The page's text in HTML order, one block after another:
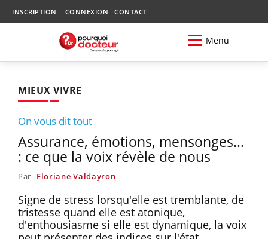
INSCRIPTION CONNEXION CONTACT
Menu
MIEUX VIVRE
On vous dit tout
Assurance, émotions, mensonges…
: ce que la voix révèle de nous
Par Floriane Valdayron
Signe de stress lorsqu'elle est tremblante, de
tristesse quand elle est atonique,
d'enthousiasme si elle est dynamique, la voix